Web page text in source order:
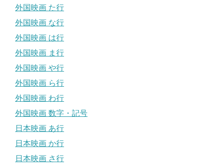
外国映画 た行
外国映画 な行
外国映画 は行
外国映画 ま行
外国映画 や行
外国映画 ら行
外国映画 わ行
外国映画 数字・記号
日本映画 あ行
日本映画 か行
日本映画 さ行